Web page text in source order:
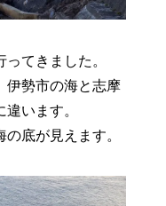
てきました。
伊勢市の海と志摩
います。
底が見えます。